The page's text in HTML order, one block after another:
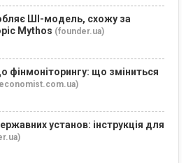
ШІ-модель, схожу за
Mythos (founder.ua)
фінмоніторингу: що зміниться
установ: інструкція для